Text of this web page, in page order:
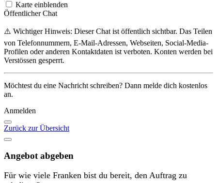
Karte einblenden
Öffentlicher Chat
⚠️ Wichtiger Hinweis: Dieser Chat ist öffentlich sichtbar. Das Teilen
von Telefonnummern, E-Mail-Adressen, Webseiten, Social-Media-
Profilen oder anderen Kontaktdaten ist verboten. Konten werden bei
Verstössen gesperrt.
Möchtest du eine Nachricht schreiben? Dann melde dich kostenlos
an.
Anmelden
Zurück zur Übersicht
Angebot abgeben
Für wie viele Franken bist du bereit, den Auftrag zu